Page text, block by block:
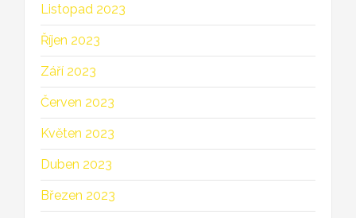
Listopad 2023
Říjen 2023
Září 2023
Červen 2023
Květen 2023
Duben 2023
Březen 2023